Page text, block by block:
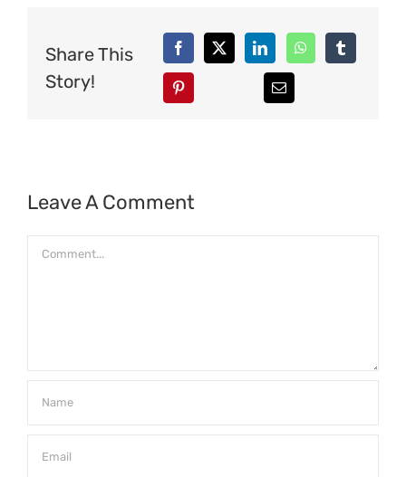
Share This
Story!
Leave A Comment
Comment